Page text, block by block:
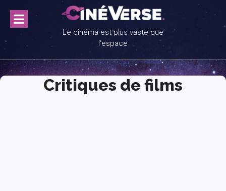
Le cinéma est plus vaste que
l'espace
Critiques de films